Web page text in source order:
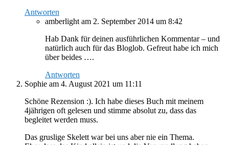
Antworten
amberlight am 2. September 2014 um 8:42
Hab Dank für deinen ausführlichen Kommentar – und
natürlich auch für das Bloglob. Gefreut habe ich mich
über beides ….
Antworten
Sophie am 4. August 2021 um 11:11
Schöne Rezension :). Ich habe dieses Buch mit meinem
4jährigen oft gelesen und stimme absolut zu, dass das
begleitet werden muss.
Das gruslige Skelett war bei uns aber nie ein Thema.